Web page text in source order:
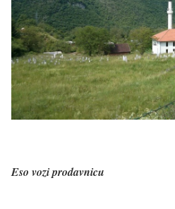
Eso vozi prodavnicu